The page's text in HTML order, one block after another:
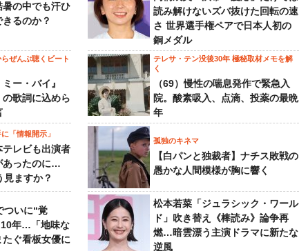
の中でも汗ひ
るのか？
読み解けないズバ抜けた回転の速
さ 世界選手権ペアで日本人初の
銅メダル
ぜんぶ聴くビート
ー・バイ』
の歌詞に込めら
テレサ・テン没後30年 極秘取材メモを解
く
（69）慢性の喘息発作で緊急入
院。酸素吸入、点滴、投薬の最晩
年
「情報開示」
レビも出演者
あったのに…
見ますか？
孤独のキネマ
【白パンと独裁者】ナチス敗戦の
愚かな人間模様が胸に響く
ついに“覚
10年…「地味な
ぐ看板女優に
松本若菜「ジュラシック・ワール
ド」吹き替え《棒読み》論争再
燃…暗雲漂う主演ドラマに新たな
逆風